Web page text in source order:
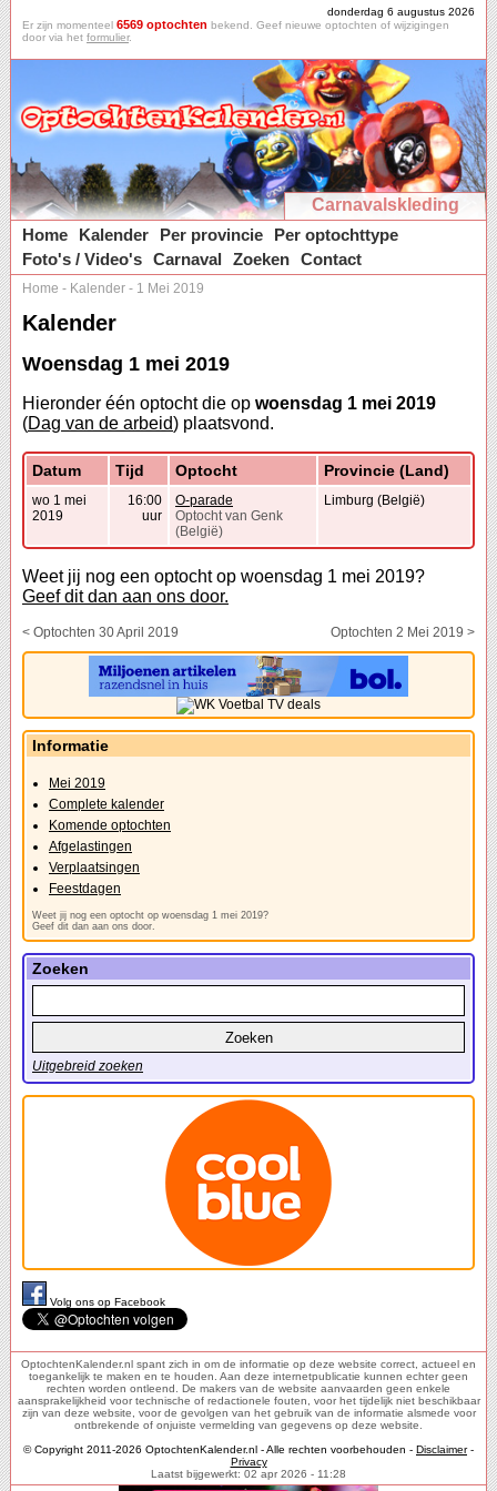
donderdag 6 augustus 2026
Er zijn momenteel 6569 optochten bekend. Geef nieuwe optochten of wijzigingen
door via het formulier.
Carnavalskleding
Home
Kalender Per provincie
Per optochttype
Foto's / Video's Carnaval Zoeken Contact
Home - Kalender - 1 Mei 2019
Kalender
Woensdag 1 mei 2019
Hieronder één optocht die op woensdag 1 mei 2019
(Dag van de arbeid) plaatsvond.
Datum Tijd Optocht Provincie (Land)
wo 1 mei
2019
16:00
uur
O-parade
Optocht van Genk
(België)
Limburg (België)
Weet jij nog een optocht op woensdag 1 mei 2019?
Geef dit dan aan ons door.
< Optochten 30 April 2019 Optochten 2 Mei 2019 >
Informatie
Mei 2019
Complete kalender
Komende optochten
Afgelastingen
Verplaatsingen
Feestdagen
Weet jij nog een optocht op woensdag 1 mei 2019?
Geef dit dan aan ons door.
Zoeken
Uitgebreid zoeken
Volg ons op Facebook
OptochtenKalender.nl spant zich in om de informatie op deze website correct, actueel en
toegankelijk te maken en te houden. Aan deze internetpublicatie kunnen echter geen
rechten worden ontleend. De makers van de website aanvaarden geen enkele
aansprakelijkheid voor technische of redactionele fouten, voor het tijdelijk niet beschikbaar
zijn van deze website, voor de gevolgen van het gebruik van de informatie alsmede voor
ontbrekende of onjuiste vermelding van gegevens op deze website.
© Copyright 2011-2026 OptochtenKalender.nl - Alle rechten voorbehouden - Disclaimer-
Privacy
Laatst bijgewerkt: 02 apr 2026 - 11:28